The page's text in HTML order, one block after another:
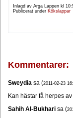
Inlagd av Arga Lappen kl
Publicerat under Kökslappar
Kommentarer:
Sweydia sa (2011-02-23
Kan hästar få herpes
Sahih Al-Bukhari sa (